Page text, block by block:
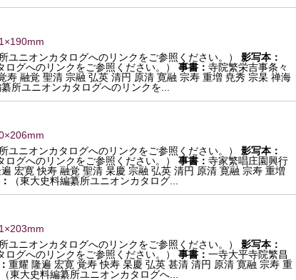
ユニオンカタログへのリンクをご参照ください。）
影写本：
ログへのリンクをご参照ください。）
事書： 寺院繁栄吉事条々
寿 融覚 聖清 宗融 弘英 清円 原清 寛融 宗寿 重増 尭秀 宗杲 禅海
纂所ユニオンカタログへのリンクを...
ユニオンカタログへのリンクをご参照ください。）
影写本：
ログへのリンクをご参照ください。）
事書： 寺家繁唱庄園興行
宏寛 快寿 融覚 聖清 杲慶 宗融 弘英 清円 原清 寛融 宗寿 重増
（東大史料編纂所ユニオンカタログ...
ユニオンカタログへのリンクをご参照ください。）
影写本：
ログへのリンクをご参照ください。）
事書： 一寺大平寺院繁昌
重耀 隆遍 宏寛 覚寿 快寿 杲慶 弘英 甚清 清円 原清 寛融 宗寿 重
（東大史料編纂所ユニオンカタログへ...